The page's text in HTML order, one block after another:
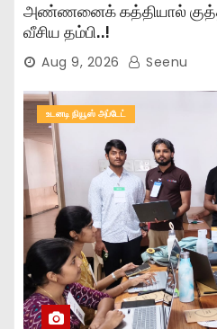
அண்ணனைக் கத்தியால்
வீசிய தம்பி..!
Aug 9, 2026 Seenu
உடனடி நியூஸ் அப்டேட்